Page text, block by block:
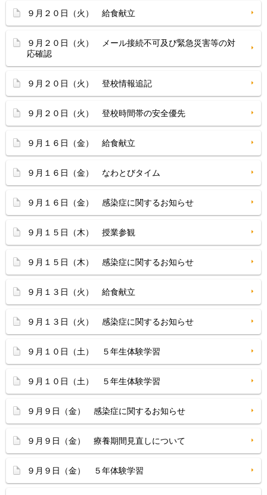
９月２０日（火） 給食献立
９月２０日（火） メール接続不可及び緊急災害等の対
応確認
９月２０日（火） 登校情報追記
９月２０日（火） 登校時間帯の安全優先
９月１６日（金） 給食献立
９月１６日（金） なわとびタイム
９月１６日（金） 感染症に関するお知らせ
９月１５日（木） 授業参観
９月１５日（木） 感染症に関するお知らせ
９月１３日（火） 給食献立
９月１３日（火） 感染症に関するお知らせ
９月１０日（土） ５年生体験学習
９月１０日（土） ５年生体験学習
９月９日（金） 感染症に関するお知らせ
９月９日（金） 療養期間見直しについて
９月９日（金） ５年体験学習